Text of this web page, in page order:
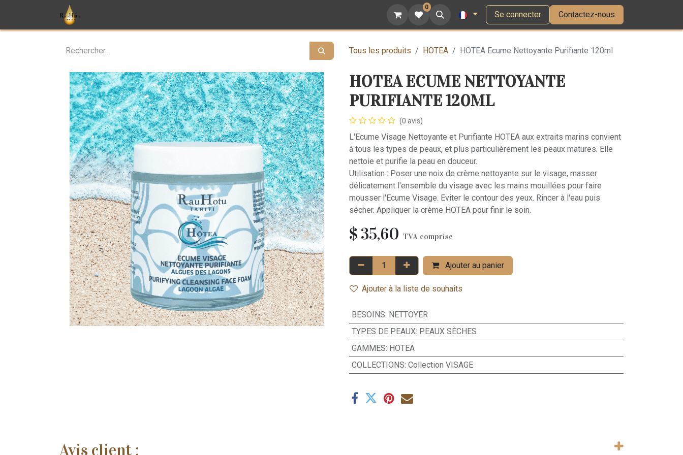
Devenez revendeur
0
Se connecter Contactez-nous
Tous les produits HOTEA HOTEA Ecume Nettoyante Purifiante 120ml
HOTEA ECUME NETTOYANTE
PURIFIANTE 120ML
(0 avis)
L'Ecume Visage Nettoyante et Purifiante HOTEA aux extraits marins convient
à tous les types de peaux, et plus particulièrement les peaux matures. Elle
nettoie et purifie la peau en douceur.
Utilisation : Poser une noix de crème nettoyante sur le visage, masser
délicatement l'ensemble du visage avec les mains mouillées pour faire
mousser l'Ecume Visage. Eviter le contour des yeux. Rincer à l'eau puis
sécher. Appliquer la crème HOTEA pour finir le soin.
$ 35,60 TVA comprise
Ajouter au panier
Ajouter à la liste de souhaits
BESOINS: NETTOYER
TYPES DE PEAUX: PEAUX SÈCHES
GAMMES: HOTEA
COLLECTIONS: Collection VISAGE
Avis client :